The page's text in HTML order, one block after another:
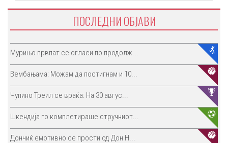
ПОСЛЕДНИ ОБЈАВИ
Мурињо првпат се огласи по продолж...
Вембањама: Можам да постигнам и 10...
Чупино Треил се враќа: На 30 авгус...
Шкендија го комплетираше стручниот...
Дончиќ емотивно се прости од Дон Н...